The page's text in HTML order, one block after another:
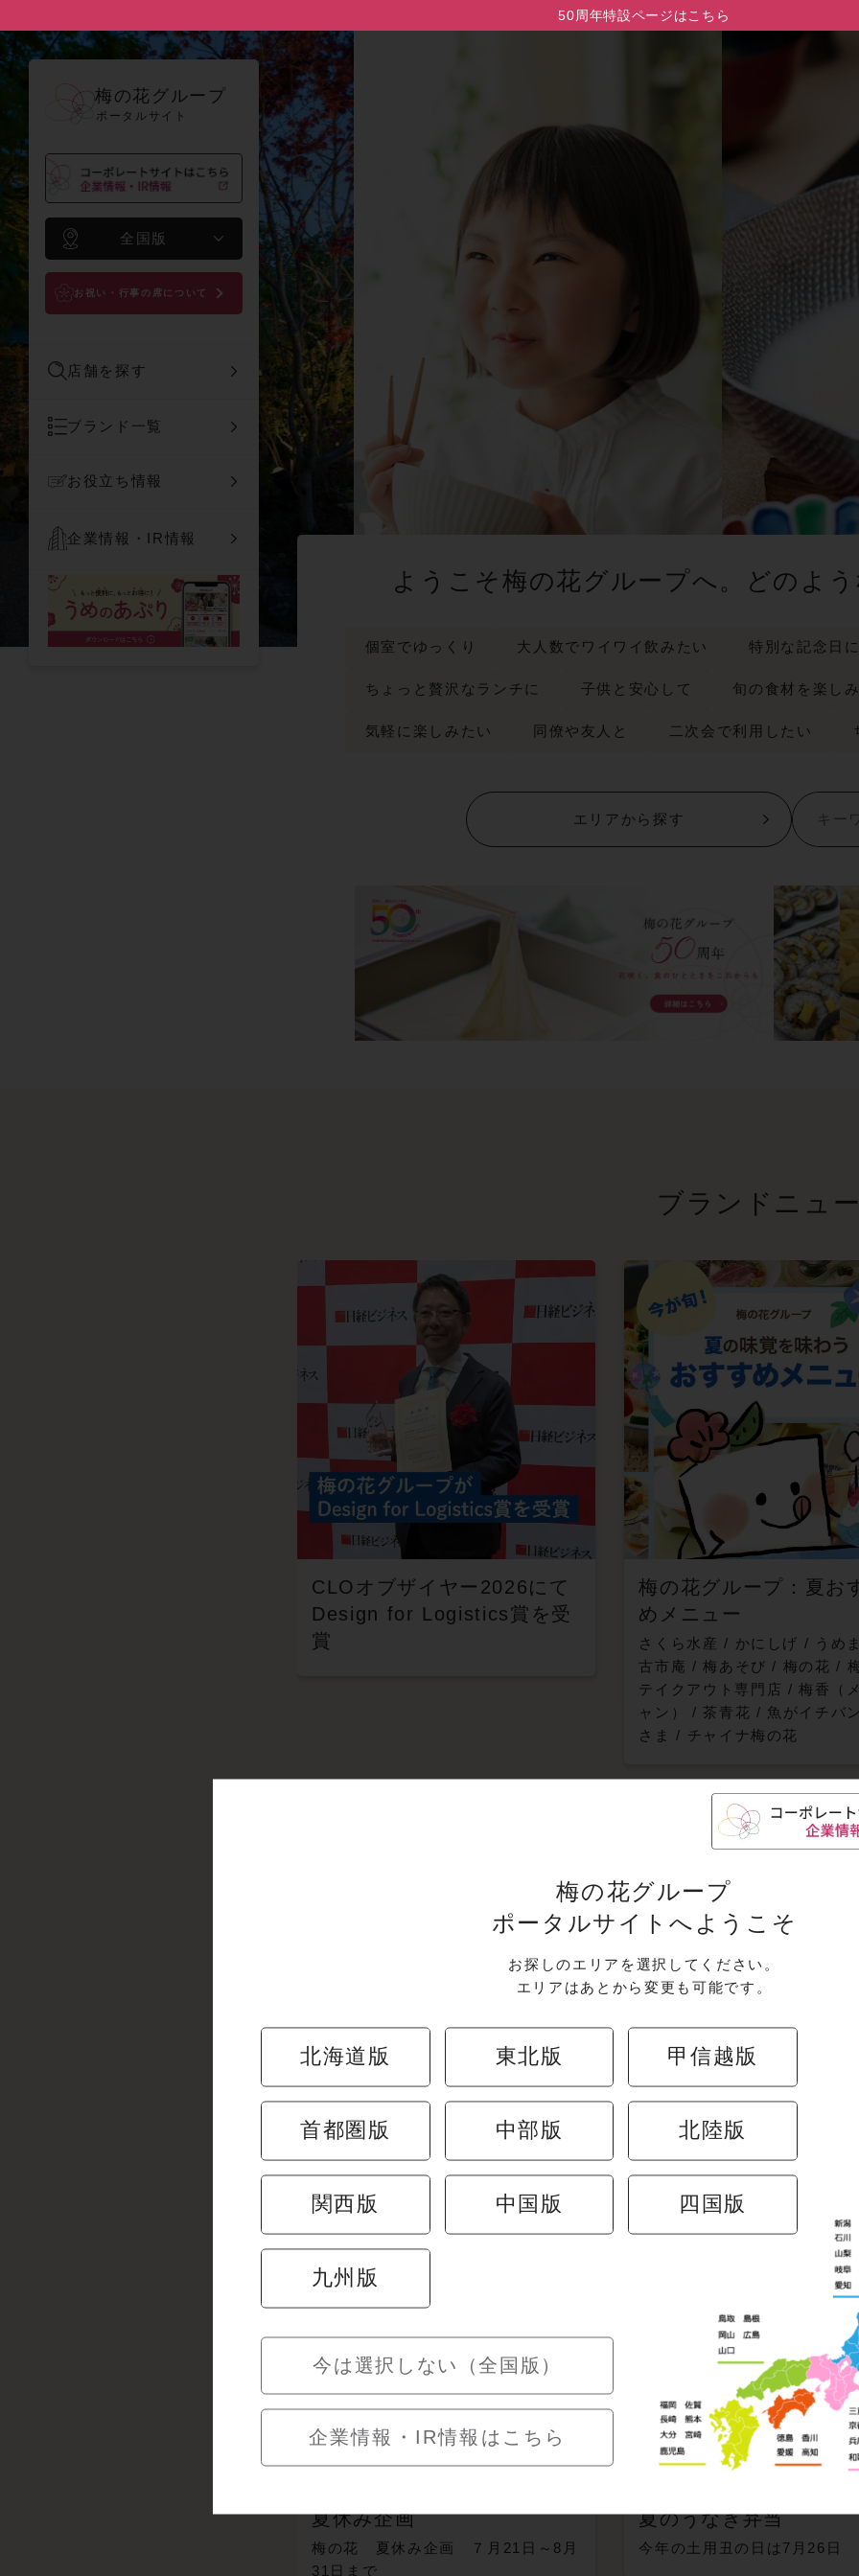
50周年特設ページはこちら
梅の花グループ
ポータルサイト
全国版
お祝い・行事の席について
店舗を探す
ブランド一覧
お役立ち情報
企業情報・IR情報
梅の花グループ
ポータルサイトへようこそ
お探しのエリアを選択してください。
エリアはあとから変更も可能です。
北海道版 東北版 甲信越版
首都圏版 中部版 北陸版
関西版 中国版 四国版
九州版
今は選択しない（全国版）
企業情報・IR情報はこちら
ようこそ梅の花グループへ。 どのよ
個室でゆっくり 大人数でワイワイ飲みたい 特別な記念日
ちょっと贅沢なランチに 子供と安心して 旬の食材を楽し
気軽に楽しみたい 同僚や友人と 二次会で利用したい
エリアから探す
ブランドニュ
CLOオブザイヤー2026にて
Design for Logistics賞を受
賞
梅の花グループ：夏お
めメニュー
さくら水産 / かにしげ / うめ
古市庵 /梅あそび / 梅の花 /
テイクアウト専門店 /梅香（
ャン）
/茶青花 / 魚がイチバ
さま
/ チャイナ梅の花
全国版エリアのキャ
梅の花
キャンペーン・特集
夏休み企画
梅の花 夏休み企画 ７月21日～8月
31日まで
夏のうなぎ弁当
今年の土用丑の日は7月26日